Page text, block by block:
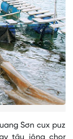
Sơn cux puz